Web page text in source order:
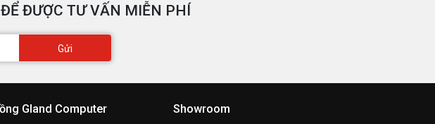
ĐƯỢC TƯ VẤN MIỄN PHÍ
Gửi
Gland Computer Showroom